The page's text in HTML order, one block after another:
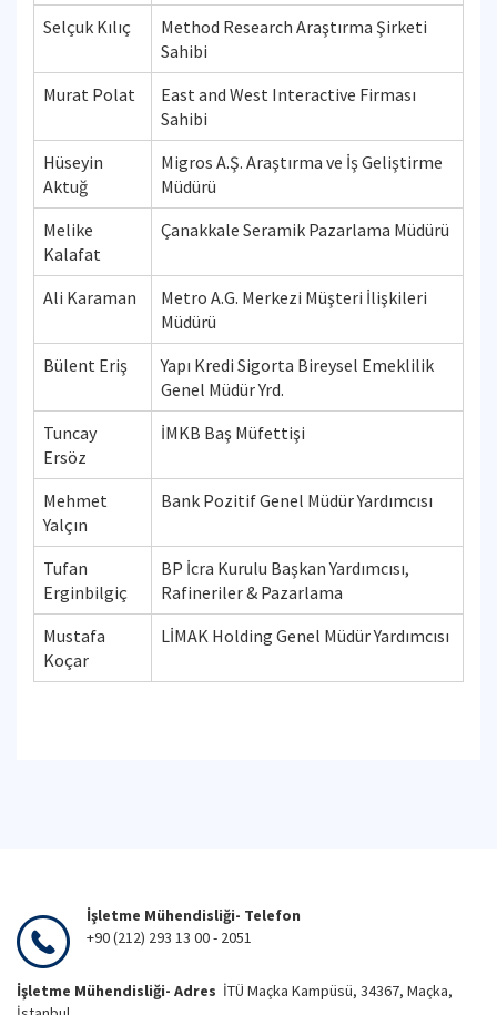
Selçuk Kılıç
Method Research Araştırma Şirketi
Sahibi
Murat Polat
East and West Interactive Firması
Sahibi
Hüseyin
Aktuğ
Migros A.Ş. Araştırma ve İş Geliştirme
Müdürü
Melike
Kalafat
Çanakkale Seramik Pazarlama Müdürü
Ali Karaman
Metro A.G. Merkezi Müşteri İlişkileri
Müdürü
Bülent Eriş
Yapı Kredi Sigorta Bireysel Emeklilik
Genel Müdür Yrd.
Tuncay
Ersöz
İMKB Baş Müfettişi
Mehmet
Yalçın
Bank Pozitif Genel Müdür Yardımcısı
Tufan
Erginbilgiç
BP İcra Kurulu Başkan Yardımcısı,
Rafineriler & Pazarlama
Mustafa
Koçar
LİMAK Holding Genel Müdür Yardımcısı
İşletme Mühendisliği- Telefon
+90 (212) 293 13 00 - 2051
İşletme Mühendisliği- Adres İTÜ Maçka Kampüsü, 34367, Maçka,